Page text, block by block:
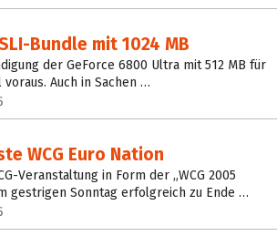
Bundle mit 1024 MB
der GeForce 6800 Ultra mit 512 MB für
Auch in Sachen …
WCG Euro Nation
Veranstaltung in Form der „WCG 2005
gestrigen Sonntag erfolgreich zu Ende …